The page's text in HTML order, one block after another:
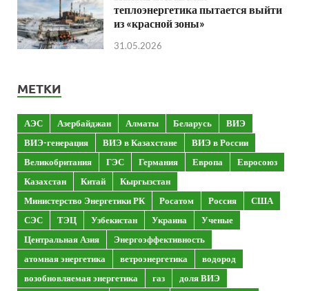
теплоэнергетика пытается выйти
из «красной зоны»
31.05.2026
МЕТКИ
АЭС Азербайджан Алматы Беларусь
ВИЭ
ВИЭ-генерация
ВИЭ в Казахстане
ВИЭ в России
Великобритания
ГЭС Германия Европа
Евросоюз
Казахстан
Китай
Кыргызстан
Министерство Энергетики РК
Росатом Россия
США
СЭС
ТЭЦ Узбекистан Украина
Ученые
Центральная Азия
Энергоэффективность
атомная энергетика
ветроэнергетика
водород
возобновляемая энергетика
газ
доля ВИЭ